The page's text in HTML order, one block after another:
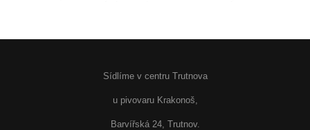
Sídlíme v centru Trutnova
u pivovaru Krakonoš,
Barvířská 24, Trutnov.